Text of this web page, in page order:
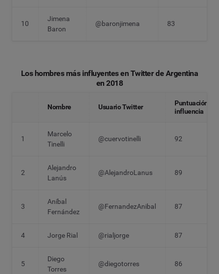
10
Jimena
Baron
@baronjimena 83
Los hombres más influyentes en Twitter de Argentina
en 2018
Nombre Usuario Twitter
Puntuación
influencia
1
Marcelo
Tinelli
@cuervotinelli 92
2
Alejandro
Lanús
@AlejandroLanus 89
3
Aníbal
Fernández
@FernandezAnibal 87
4 Jorge Rial @rialjorge 87
5
Diego
Torres
@diegotorres 86